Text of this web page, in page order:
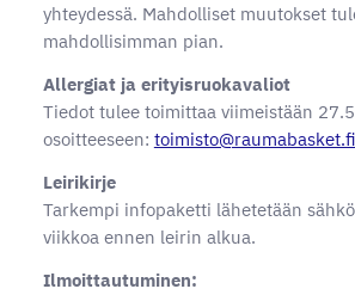
yhteydessä. Mahdolliset muutokset
mahdollisimman pian.
Allergiat ja erityisruokavaliot
Tiedot tulee toimittaa viimeistään
osoitteeseen: toimisto@raumabasket.fi
Leirikirje
Tarkempi infopaketti lähetetään
viikkoa ennen leirin alkua.
Ilmoittautuminen: